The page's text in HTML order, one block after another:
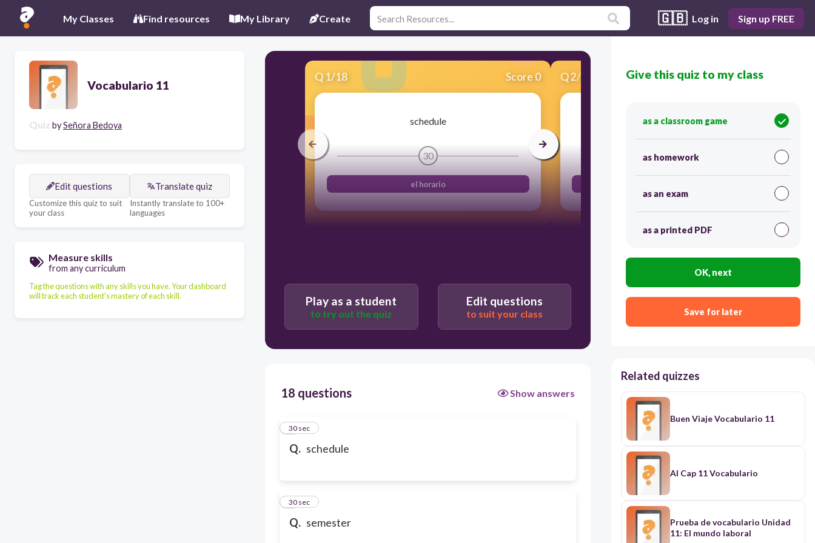
My Classes Find resources My Library Create 🇬🇧 Log in Sign up FREE
Vocabulario 11
Quiz bySeñora Bedoya
Edit questions
Customize this quiz to suit
your class
Translate quiz
Instantly translate to 100+
languages
Measure skills
from any curriculum
Tag the questions with any skills you have. Your dashboard
will track each student's mastery of each skill.
Q 1/18 Score 0
schedule
30
el horario
Q2/18 Score 0
semester
30
Play as a student
to try out the quiz
Edit questions
to suit your class
18 questions Show answers
Q. schedule
1
30 sec
Q. semester
2
30 sec
Give this quiz to my class
as a classroom game
as homework
as an exam
as a printed PDF
OK, next
Save for later
Related quizzes
Buen Viaje Vocabulario 11
Al Cap 11 Vocabulario
Prueba de vocabulario Unidad
11: El mundo laboral